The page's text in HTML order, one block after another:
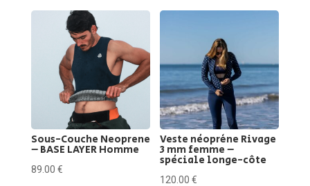
initial
était :
120.00 €.
actuel
80.00 €.
Sous-Couche Neoprene
– BASE LAYER Homme
89.00 €
Veste néoprène Rivage
3 mm femme –
spéciale longe-côte
120.00€